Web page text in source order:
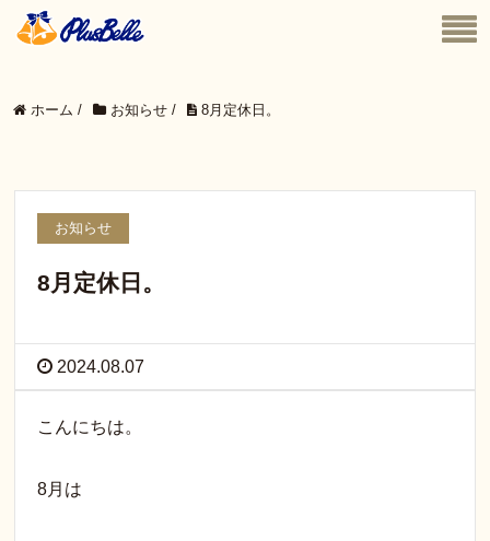
ホーム / お知らせ / 8月定休日。
お知らせ
8月定休日。
2024.08.07
こんにちは。
8月は